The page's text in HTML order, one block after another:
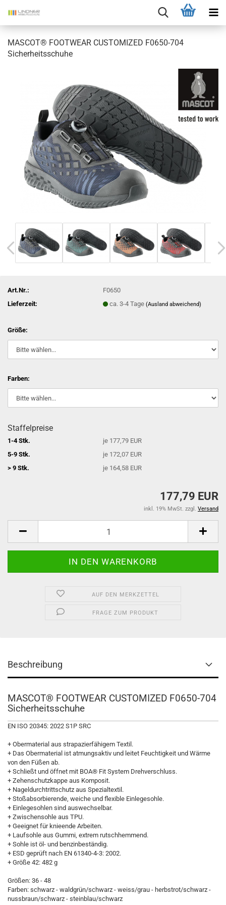
MASCOT® FOOTWEAR CUSTOMIZED F0650-704
Sicherheitsschuhe
Art.Nr.:
F0650
Lieferzeit:
ca. 3-4 Tage(Ausland abweichend)
Größe:
Farben:
Staffelpreise
1-4 Stk.
je 177,79 EUR
5-9 Stk.
je 172,07 EUR
> 9 Stk.
je 164,58 EUR
177,79 EUR
inkl. 19% MwSt. zzgl. Versand
AUF DEN MERKZETTEL
FRAGE ZUM PRODUKT
Beschreibung
MASCOT® FOOTWEAR CUSTOMIZED F0650-704
Sicherheitsschuhe
EN ISO 20345: 2022 S1P SRC
+ Obermaterial aus strapazierfähigem Textil.
+ Das Obermaterial ist atmungsaktiv und leitet Feuchtigkeit und Wärme
von den Füßen ab.
+ Schließt und öffnet mit BOA® Fit System Drehverschluss.
+ Zehenschutzkappe aus Komposit.
+ Nageldurchtrittschutz aus Spezialtextil.
+ Stoßabsorbierende, weiche und flexible Einlegesohle.
+ Einlegesohlen sind auswechselbar.
+ Zwischensohle aus TPU.
+ Geeignet für knieende Arbeiten.
+ Laufsohle aus Gummi, extrem rutschhemmend.
+ Sohle ist öl- und benzinbeständig.
+ ESD geprüft nach EN 61340-4-3: 2002.
+ Größe 42: 482 g
Größen: 36 - 48
Farben: schwarz - waldgrün/schwarz - weiss/grau - herbstrot/schwarz -
nussbraun/schwarz - steinblau/schwarz